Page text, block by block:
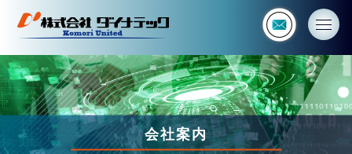
内
|
株
式
社
会社案内